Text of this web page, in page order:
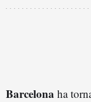
Barcelona ha